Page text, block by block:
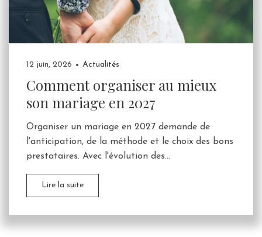
12 juin, 2026 Actualités
Comment organiser au mieux
son mariage en 2027
Organiser un mariage en 2027 demande de
l'anticipation, de la méthode et le choix des bons
prestataires. Avec l'évolution des...
Lire la suite